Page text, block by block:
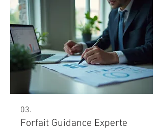
03.
Forfait Guidance Experte